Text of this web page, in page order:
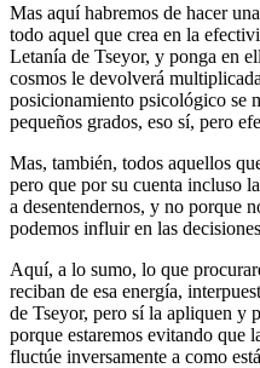
Mas aquí habremos de hacer
todo aquel que crea en la
Letanía de Tseyor, y ponga en
cosmos le devolverá
posicionamiento psicológico se
pequeños grados, eso sí, pero
Mas, también, todos aquellos
pero que por su cuenta incluso
a desentendernos, y no porque
podemos influir en las
Aquí, a lo sumo, lo que
reciban de esa energía,
de Tseyor, pero sí la apliquen y
porque estaremos evitando que
fluctúe inversamente a como